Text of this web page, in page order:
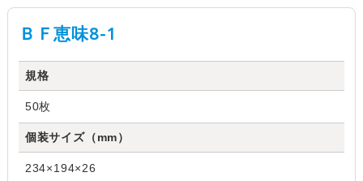
ＢＦ恵味8-1
規格
50枚
個装サイズ（mm）
234×194×26